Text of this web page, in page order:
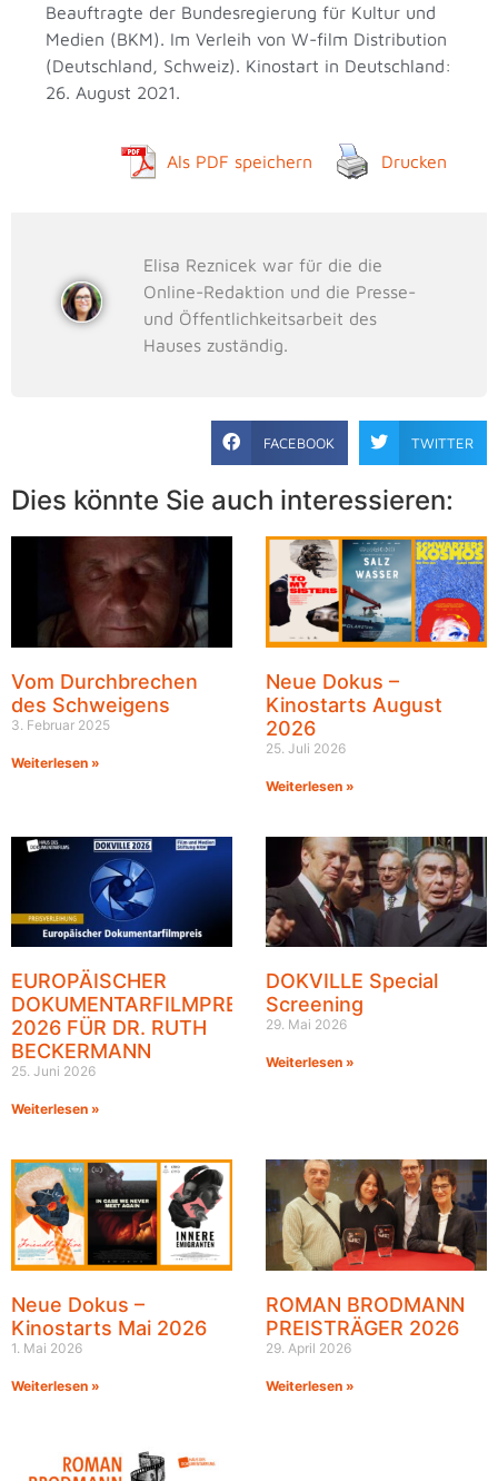
Beauftragte der Bundesregierung für Kultur und
Medien (BKM). Im Verleih von W-film Distribution
(Deutschland, Schweiz). Kinostart in Deutschland:
26. August 2021.
Als PDF speichern Drucken
Elisa Reznicek war für die die
Online-Redaktion und die Presse-
und Öffentlichkeitsarbeit des
Hauses zuständig.
FACEBOOK TWITTER
Dies könnte Sie auch interessieren:
Vom Durchbrechen
des Schweigens
3. Februar 2025
Weiterlesen »
Neue Dokus –
Kinostarts August
2026
25. Juli 2026
Weiterlesen »
EUROPÄISCHER
DOKUMENTARFILMPREIS
2026 FÜR DR. RUTH
BECKERMANN
25. Juni 2026
Weiterlesen »
DOKVILLE Special
Screening
29. Mai 2026
Weiterlesen »
Neue Dokus –
Kinostarts Mai 2026
1. Mai 2026
Weiterlesen »
ROMAN BRODMANN
PREISTRÄGER 2026
29. April 2026
Weiterlesen »